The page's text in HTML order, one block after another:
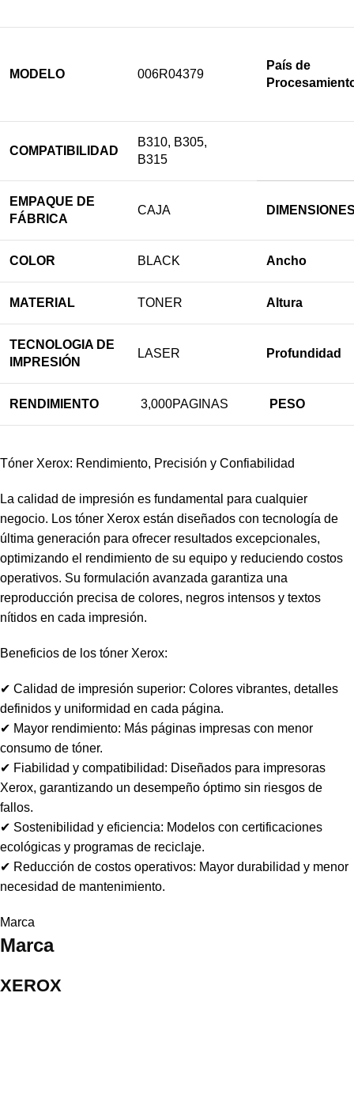
MODELO 006R04379
País de
COMPATIBILIDAD
B310, B305,
B315
EMPAQUE DE
FÁBRICA
CAJA
COLOR BLACK Ancho
MATERIAL TONER Altura
TECNOLOGIA DE
IMPRESIÓN
LASER Profundidad
RENDIMIENTO 3,000PAGINAS PESO
Tóner Xerox: Rendimiento, Precisión y Confiabilidad
La calidad de impresión es fundamental para cualquier
negocio. Los tóner Xerox están diseñados con tecnología de
última generación para ofrecer resultados excepcionales,
optimizando el rendimiento de su equipo y reduciendo costos
operativos. Su formulación avanzada garantiza una
reproducción precisa de colores, negros intensos y textos
nítidos en cada impresión.
Beneficios de los tóner Xerox:
✔ Calidad de impresión superior: Colores vibrantes, detalles
definidos y uniformidad en cada página.
✔ Mayor rendimiento: Más páginas impresas con menor
consumo de tóner.
✔ Fiabilidad y compatibilidad: Diseñados para impresoras
Xerox, garantizando un desempeño óptimo sin riesgos de
fallos.
✔ Sostenibilidad y eficiencia: Modelos con certificaciones
ecológicas y programas de reciclaje.
✔ Reducción de costos operativos: Mayor durabilidad y menor
necesidad de mantenimiento.
Marca
Marca
XEROX